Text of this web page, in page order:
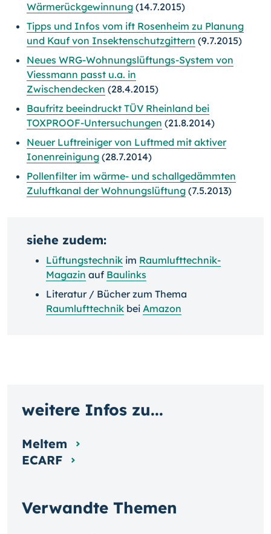
Wärmerückgewinnung (14.7.2015)
Tipps und Infos vom ift Rosenheim zu Planung
und Kauf von Insektenschutzgittern (9.7.2015)
Neues WRG-Wohnungslüftungs-System von
Viessmann passt u.a. in
Zwischendecken (28.4.2015)
Baufritz beeindruckt TÜV Rheinland bei
TOXPROOF-Untersuchungen (21.8.2014)
Neuer Luftreiniger von Luftmed mit aktiver
Ionenreinigung (28.7.2014)
Pollenfilter im wärme- und schallgedämmten
Zuluftkanal der Wohnungslüftung (7.5.2013)
siehe zudem:
Lüftungstechnik im Raumlufttechnik-
Magazin auf Baulinks
Literatur / Bücher zum Thema
Raumlufttechnik bei Amazon
Verwandte Themen
weitere Infos zu...
Meltem
ECARF